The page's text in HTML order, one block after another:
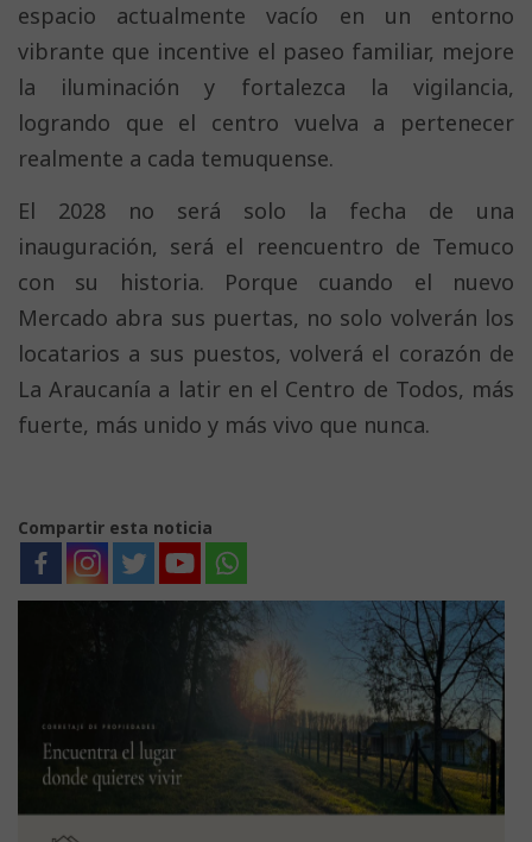
espacio actualmente vacío en un entorno
vibrante que incentive el paseo familiar, mejore
la iluminación y fortalezca la vigilancia,
logrando que el centro vuelva a pertenecer
realmente a cada temuquense.
El 2028 no será solo la fecha de una
inauguración, será el reencuentro de Temuco
con su historia. Porque cuando el nuevo
Mercado abra sus puertas, no solo volverán los
locatarios a sus puestos, volverá el corazón de
La Araucanía a latir en el Centro de Todos, más
fuerte, más unido y más vivo que nunca.
Compartir esta noticia